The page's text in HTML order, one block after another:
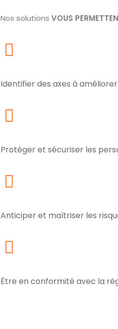
Nos solutionsVOUS
Identifier des axes à améliorer
Protéger et sécuriser les
Anticiper et maîtriser les
Être en conformité avec la